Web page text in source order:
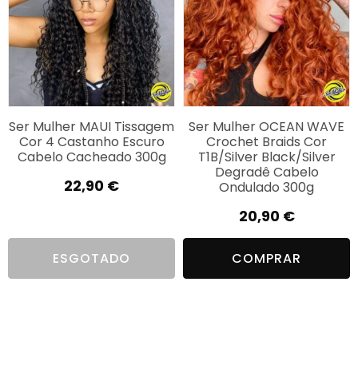
Ser Mulher MAUI Tissagem
Cor 4 Castanho Escuro
Cabelo Cacheado 300g
22,90 €
ESGOTADO
Ser Mulher OCEAN WAVE
Crochet Braids Cor
T1B/Silver Black/Silver
Degradê Cabelo
Ondulado 300g
20,90 €
COMPRAR